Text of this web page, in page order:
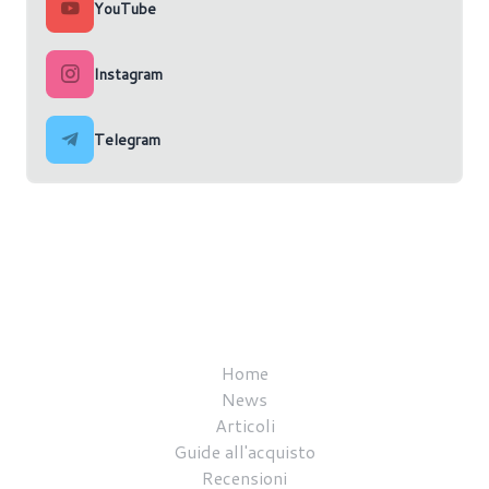
YouTube
Instagram
Telegram
Home
News
Articoli
Guide all'acquisto
Recensioni